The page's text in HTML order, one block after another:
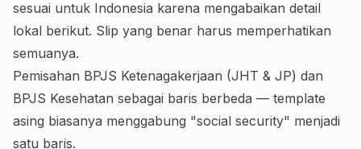
sesuai untuk Indonesia karena mengabaikan detail
lokal berikut. Slip yang benar harus memperhatikan
semuanya.
Pemisahan BPJS Ketenagakerjaan (JHT & JP) dan
BPJS Kesehatan sebagai baris berbeda — template
asing biasanya menggabung "social security" menjadi
satu baris.